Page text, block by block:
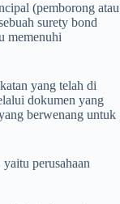
(pemborong atau
surety bond
memenuhi
yang telah di
dokumen yang
berwenang untuk
perusahaan